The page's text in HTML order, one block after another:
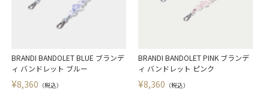
BRANDI BANDOLET BLUE ブランデ
ィ バンドレット ブルー
¥8,360 （税込）
BRANDI BANDOLET PINK ブランデ
ィ バンドレット ピンク
¥8,360 （税込）